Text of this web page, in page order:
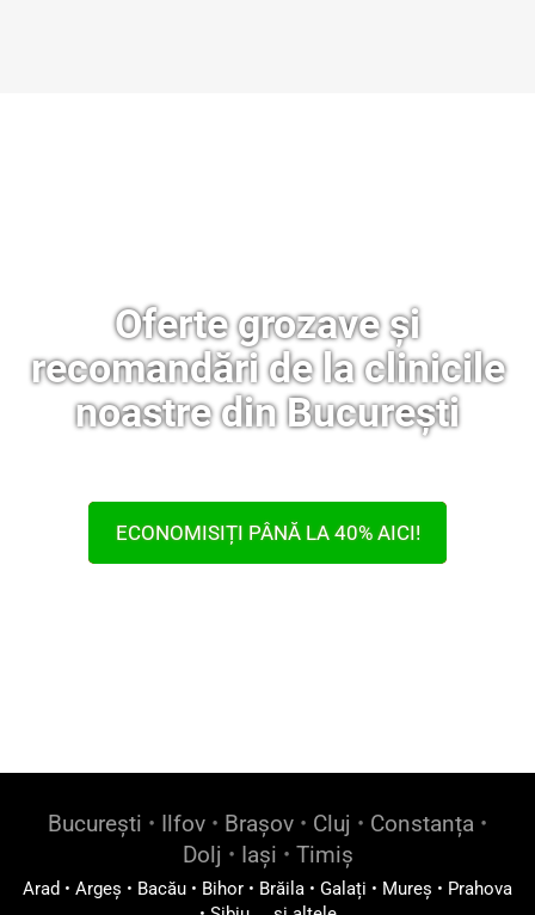
Oferte grozave și
recomandări de la clinicile
noastre din București
ECONOMISIȚI PÂNĂ LA 40% AICI!
București • Ilfov • Brașov • Cluj • Constanța •
Dolj • Iași • Timiș
Arad • Argeș • Bacău • Bihor • Brăila • Galați • Mureș • Prahova